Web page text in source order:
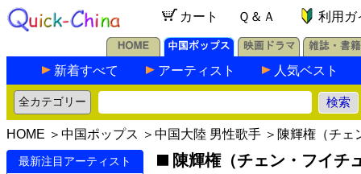
カート Ｑ＆Ａ 利用ガ
新着すべて アーティスト 人気ベスト
HOME ＞ 中国ポップス ＞ 中国大陸 男性歌手 ＞陳輝権（チェ
最新注目アーティスト 陳輝権（チェン・フイチ